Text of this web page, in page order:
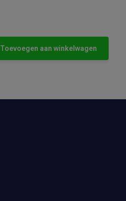
Toevoegen aan winkelwagen